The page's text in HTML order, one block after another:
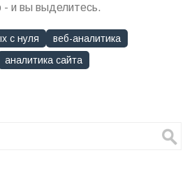
и вы выделитесь.
с нуля
веб-аналитика
аналитика сайта